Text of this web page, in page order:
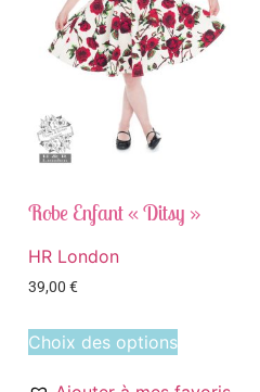
Robe Enfant « Ditsy »
HR London
39,00 €
Choix des options